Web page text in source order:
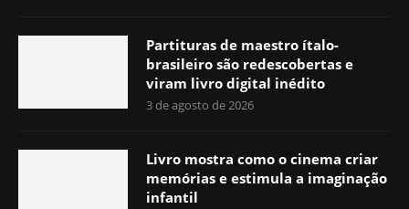
Partituras de maestro ítalo-
brasileiro são redescobertas e
viram livro digital inédito
3 de agosto de 2026
Livro mostra como o cinema criar
memórias e estimula a imaginação
infantil